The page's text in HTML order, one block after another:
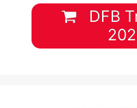
DFB